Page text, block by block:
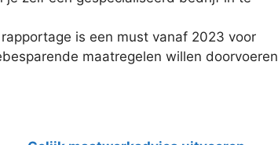
is een must vanaf 2023 voor
maatregelen willen doorvoeren